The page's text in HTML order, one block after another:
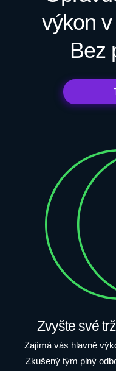
výkon
Bez
Zvyšte své
Zajímá vás hlavně
Zkušený tým plný